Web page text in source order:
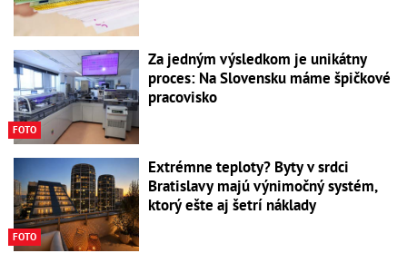
FOTO
Za jedným výsledkom je unikátny
proces: Na Slovensku máme špičkové
pracovisko
FOTO
Extrémne teploty? Byty v srdci
Bratislavy majú výnimočný systém,
ktorý ešte aj šetrí náklady